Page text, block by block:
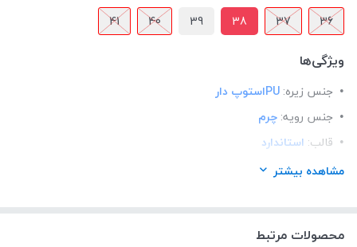
36
37
38
39
40
41
ویژگی‌ها
جنس زیره: PUاستوپ دار
جنس رویه: چرم
قالب: استاندارد
کاربرد: روز مره / پیاده روی / ورزشیمشاهده بیشتر
محصولات مرتبط